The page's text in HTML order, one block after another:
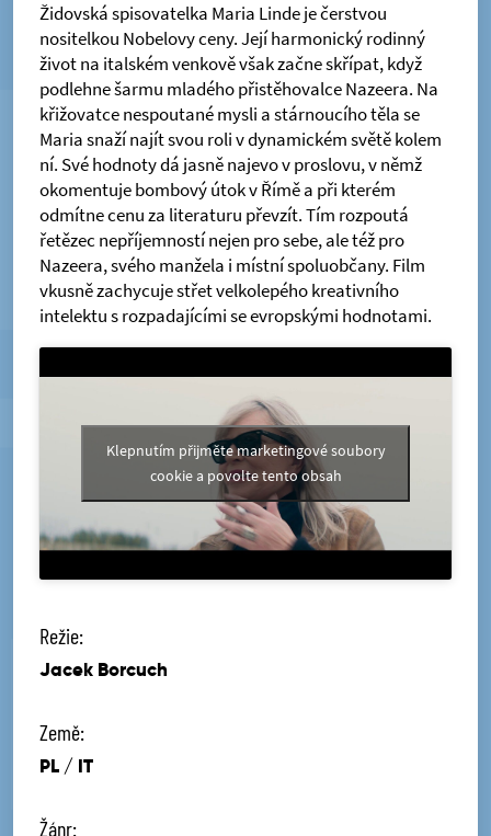
Židovská spisovatelka Maria Linde je čerstvou
nositelkou Nobelovy ceny. Její harmonický rodinný
život na italském venkově však začne skřípat, když
podlehne šarmu mladého přistěhovalce Nazeera. Na
křižovatce nespoutané mysli a stárnoucího těla se
Maria snaží najít svou roli v dynamickém světě kolem
ní. Své hodnoty dá jasně najevo v proslovu, v němž
okomentuje bombový útok v Římě a při kterém
odmítne cenu za literaturu převzít. Tím rozpoutá
řetězec nepříjemností nejen pro sebe, ale též pro
Nazeera, svého manžela i místní spoluobčany. Film
vkusně zachycuje střet velkolepého kreativního
intelektu s rozpadajícími se evropskými hodnotami.
Klepnutím přijměte marketingové soubory
cookie a povolte tento obsah
Režie:
Jacek Borcuch
Země:
PL / IT
Žánr: